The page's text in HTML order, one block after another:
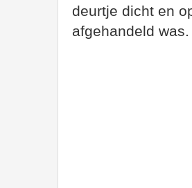
deurtje dicht en
afgehandeld